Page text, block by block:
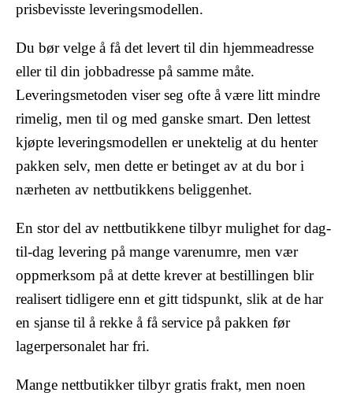
prisbevisste leveringsmodellen.
Du bør velge å få det levert til din hjemmeadresse
eller til din jobbadresse på samme måte.
Leveringsmetoden viser seg ofte å være litt mindre
rimelig, men til og med ganske smart. Den lettest
kjøpte leveringsmodellen er unektelig at du henter
pakken selv, men dette er betinget av at du bor i
nærheten av nettbutikkens beliggenhet.
En stor del av nettbutikkene tilbyr mulighet for dag-
til-dag levering på mange varenumre, men vær
oppmerksom på at dette krever at bestillingen blir
realisert tidligere enn et gitt tidspunkt, slik at de har
en sjanse til å rekke å få service på pakken før
lagerpersonalet har fri.
Mange nettbutikker tilbyr gratis frakt, men noen